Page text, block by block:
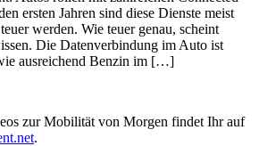
ersten Jahren sind diese Dienste meist
werden. Wie teuer genau, scheint
Die Datenverbindung im Auto ist
ausreichend Benzin im […]
zur Mobilität von Morgen findet Ihr auf
.